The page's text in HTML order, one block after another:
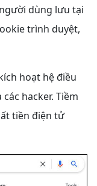
dùng lưu tại
trình duyệt,
hoạt hệ điều
hacker. Tiềm
tiền điện tử